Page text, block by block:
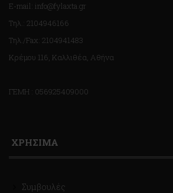
E-mail: info@fylaxta.gr
Τηλ.: 2104946166
Τηλ./Fax: 2104941483
Κρέμου 116, Καλλιθέα, Αθήνα
ΓΕΜΗ : 056925409000
ΧΡΗΣΙΜΑ
Συμβουλές